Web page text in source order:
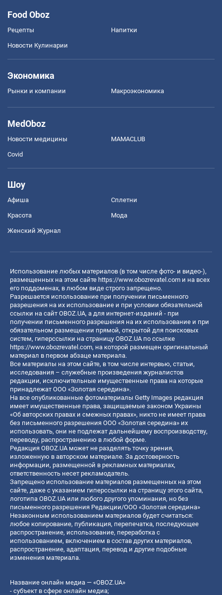
Food Oboz
Рецепты Напитки
Новости Кулинарии
Экономика
Рынки и компании Mакроэкономика
MedOboz
Новости медицины MAMACLUB
Covid
Шоу
Афиша Сплетни
Красота Мода
Женский Журнал
Использование любых материалов (в том числе фото- и видео-),
размещенных на этом сайте https://www.obozrevatel.com и на всех
его поддоменах, в любом виде строго запрещено.
Разрешается использование при получении письменного
разрешения на их использование и при условии обязательной
ссылки на сайт OBOZ.UA, а для интернет-изданий - при
получении письменного разрешения на их использование и при
обязательном размещении прямой, открытой для поисковых
систем, гиперссылки на страницу OBOZ.UA по ссылке
https://www.obozrevatel.com, на которой размещен оригинальный
материал в первом абзаце материала.
Все материалы на этом сайте, в том числе интервью, статьи,
исследования – служебные произведения журналистов
редакции, исключительные имущественные права на которые
принадлежат ООО «Золотая середина».
На все опубликованные фотоматериалы Getty Images редакция
имеет имущественные права, защищаемые законом Украины
«Об авторских правах и смежных правах», никто не имеет права
без письменного разрешения ООО «Золотая середина» их
использовать, они не подлежат дальнейшему воспроизводству,
переводу, распространению в любой форме.
Редакция OBOZ.UA может не разделять точку зрения,
изложенную в авторском материале. За достоверность
информации, размещенной в рекламных материалах,
ответственность несет рекламодатель.
Запрещено использование материалов размещенных на этом
сайте, даже с указанием гиперссылки на страницу этого сайта,
логотипа OBOZ.UA или любого другого упоминания, но без
письменного разрешения Редакции/ООО «Золотая середина»
Незаконным использованием материалов будет считаться:
любое копирование, публикация, перепечатка, последующее
распространение, использование, переработка с
использованием, включением в состав других материалов,
распространение, адаптация, перевод и другие подобные
изменения материала.
Название онлайн медиа — «OBOZ.UA»
- субъект в сфере онлайн медиа;